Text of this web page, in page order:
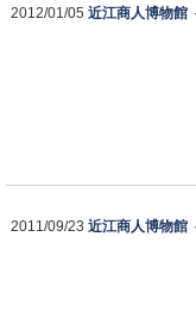
2012/01/05 近江商人博物館
2011/09/23 近江商人博物館